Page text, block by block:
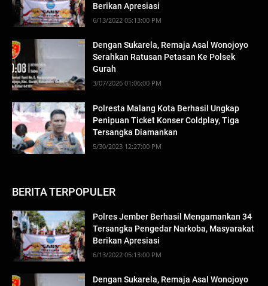
Berikan Apresiasi
6/13/2022 05:13:00 PM
Dengan Sukarela, Remaja Asal Wonojoyo
Serahkan Ratusan Petasan Ke Polsek
Gurah
3/07/2026 01:06:00 PM
Polresta Malang Kota Berhasil Ungkap
Penipuan Ticket Konser Coldplay, Tiga
Tersangka Diamankan
5/30/2023 12:27:00 PM
BERITA TERPOPULER
Polres Jember Berhasil Mengamankan 34
Tersangka Pengedar Narkoba, Masyarakat
Berikan Apresiasi
6/13/2022 05:13:00 PM
Dengan Sukarela, Remaja Asal Wonojoyo